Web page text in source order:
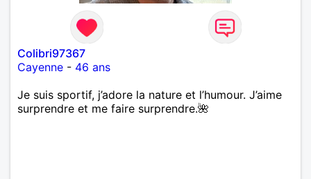
Colibri97367
Cayenne - 46 ans
Je suis sportif, j’adore la nature et l’humour. J’aime
surprendre et me faire surprendre.🌺